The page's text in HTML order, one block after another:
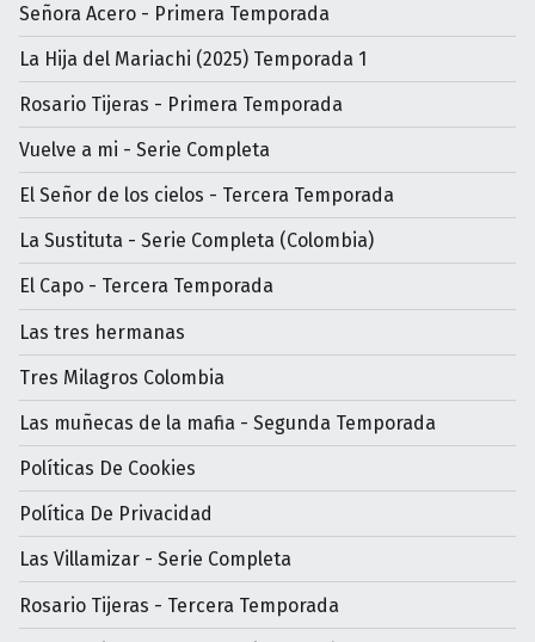
Señora Acero - Primera Temporada
La Hija del Mariachi (2025) Temporada 1
Rosario Tijeras - Primera Temporada
Vuelve a mi - Serie Completa
El Señor de los cielos - Tercera Temporada
La Sustituta - Serie Completa (Colombia)
El Capo - Tercera Temporada
Las tres hermanas
Tres Milagros Colombia
Las muñecas de la mafia - Segunda Temporada
Políticas De Cookies
Política De Privacidad
Las Villamizar - Serie Completa
Rosario Tijeras - Tercera Temporada